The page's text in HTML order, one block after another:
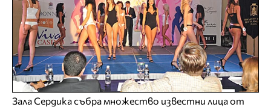
Зала Сердика събра множество известни лица от